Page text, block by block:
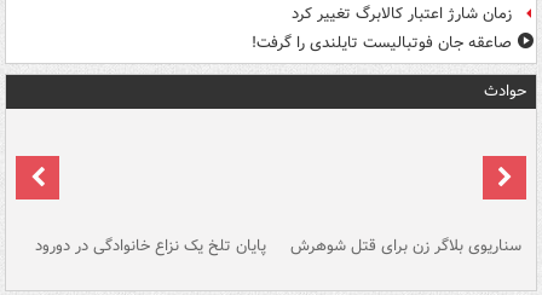
زمان شارژ اعتبار کالابرگ تغییر کرد
صاعقه جان فوتبالیست تایلندی را گرفت!
حوادث
سناریوی بلاگر زن برای قتل شوهرش پایان تلخ یک نزاع خانوادگی در دورود